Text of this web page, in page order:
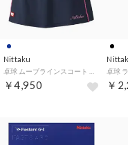
Nittaku
￥4,950 ￥